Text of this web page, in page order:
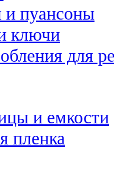
пуансоны
ключи
для
и емкости
пленка